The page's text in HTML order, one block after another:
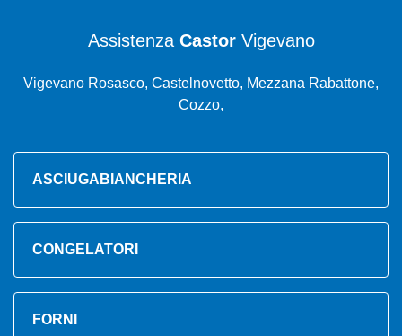
Assistenza CastorVigevano
Vigevano Rosasco, Castelnovetto, Mezzana Rabattone,
Cozzo,
ASCIUGABIANCHERIA
CONGELATORI
FORNI